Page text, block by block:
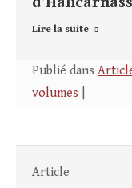
Lire la suite
Publié dans
volumes
Article